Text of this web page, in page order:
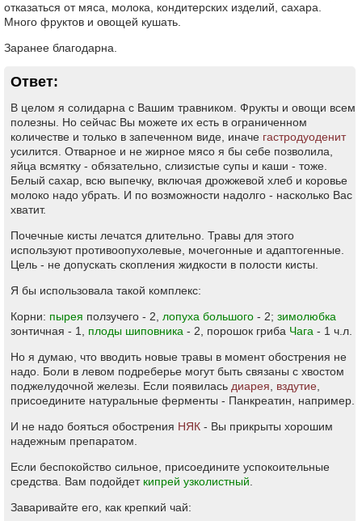
отказаться от мяса, молока, кондитерских изделий, сахара.
Много фруктов и овощей кушать.
Заранее благодарна.
Ответ:
В целом я солидарна с Вашим травником. Фрукты и овощи всем
полезны. Но сейчас Вы можете их есть в ограниченном
количестве и только в запеченном виде, иначе гастродуоденит
усилится. Отварное и не жирное мясо я бы себе позволила,
яйца всмятку - обязательно, слизистые супы и каши - тоже.
Белый сахар, всю выпечку, включая дрожжевой хлеб и коровье
молоко надо убрать. И по возможности надолго - насколько Вас
хватит.
Почечные кисты лечатся длительно. Травы для этого
используют противоопухолевые, мочегонные и адаптогенные.
Цель - не допускать скопления жидкости в полости кисты.
Я бы использовала такой комплекс:
Корни: пырея ползучего - 2, лопуха большого - 2; зимолюбка
зонтичная - 1, плоды шиповника - 2, порошок гриба Чага - 1 ч.л.
Но я думаю, что вводить новые травы в момент обострения не
надо. Боли в левом подреберье могут быть связаны с хвостом
поджелудочной железы. Если появилась диарея вздутие
присоедините натуральные ферменты - Панкреатин, например.
И не надо бояться обострения НЯК - Вы прикрыты хорошим
надежным препаратом.
Если беспокойство сильное, присоедините успокоительные
средства. Вам подойдет кипрей узколистный
Заваривайте его, как крепкий чай: